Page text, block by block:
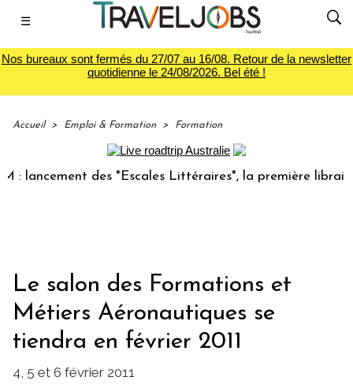
☰
Nos bureaux sont fermés du 27/07 au 16/08. Retour de la newsletter
quotidienne le 24/08/2026. Bel été !
Accueil > Emploi & Formation > Formation
des "Escales Littéraires", la première librairie du
Le salon des Formations et
Métiers Aéronautiques se
tiendra en février 2011
4, 5 et 6 février 2011